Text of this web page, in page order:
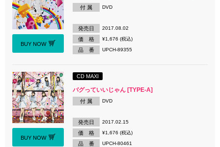
BUY NOW
付 属 DVD
発売日 2017.08.02
価 格 ¥1,676 (税込)
品 番 UPCH-89355
BUY NOW
CD MAXI
バグっていいじゃん [TYPE-A]
付 属 DVD
発売日 2017.02.15
価 格 ¥1,676 (税込)
品 番 UPCH-80461